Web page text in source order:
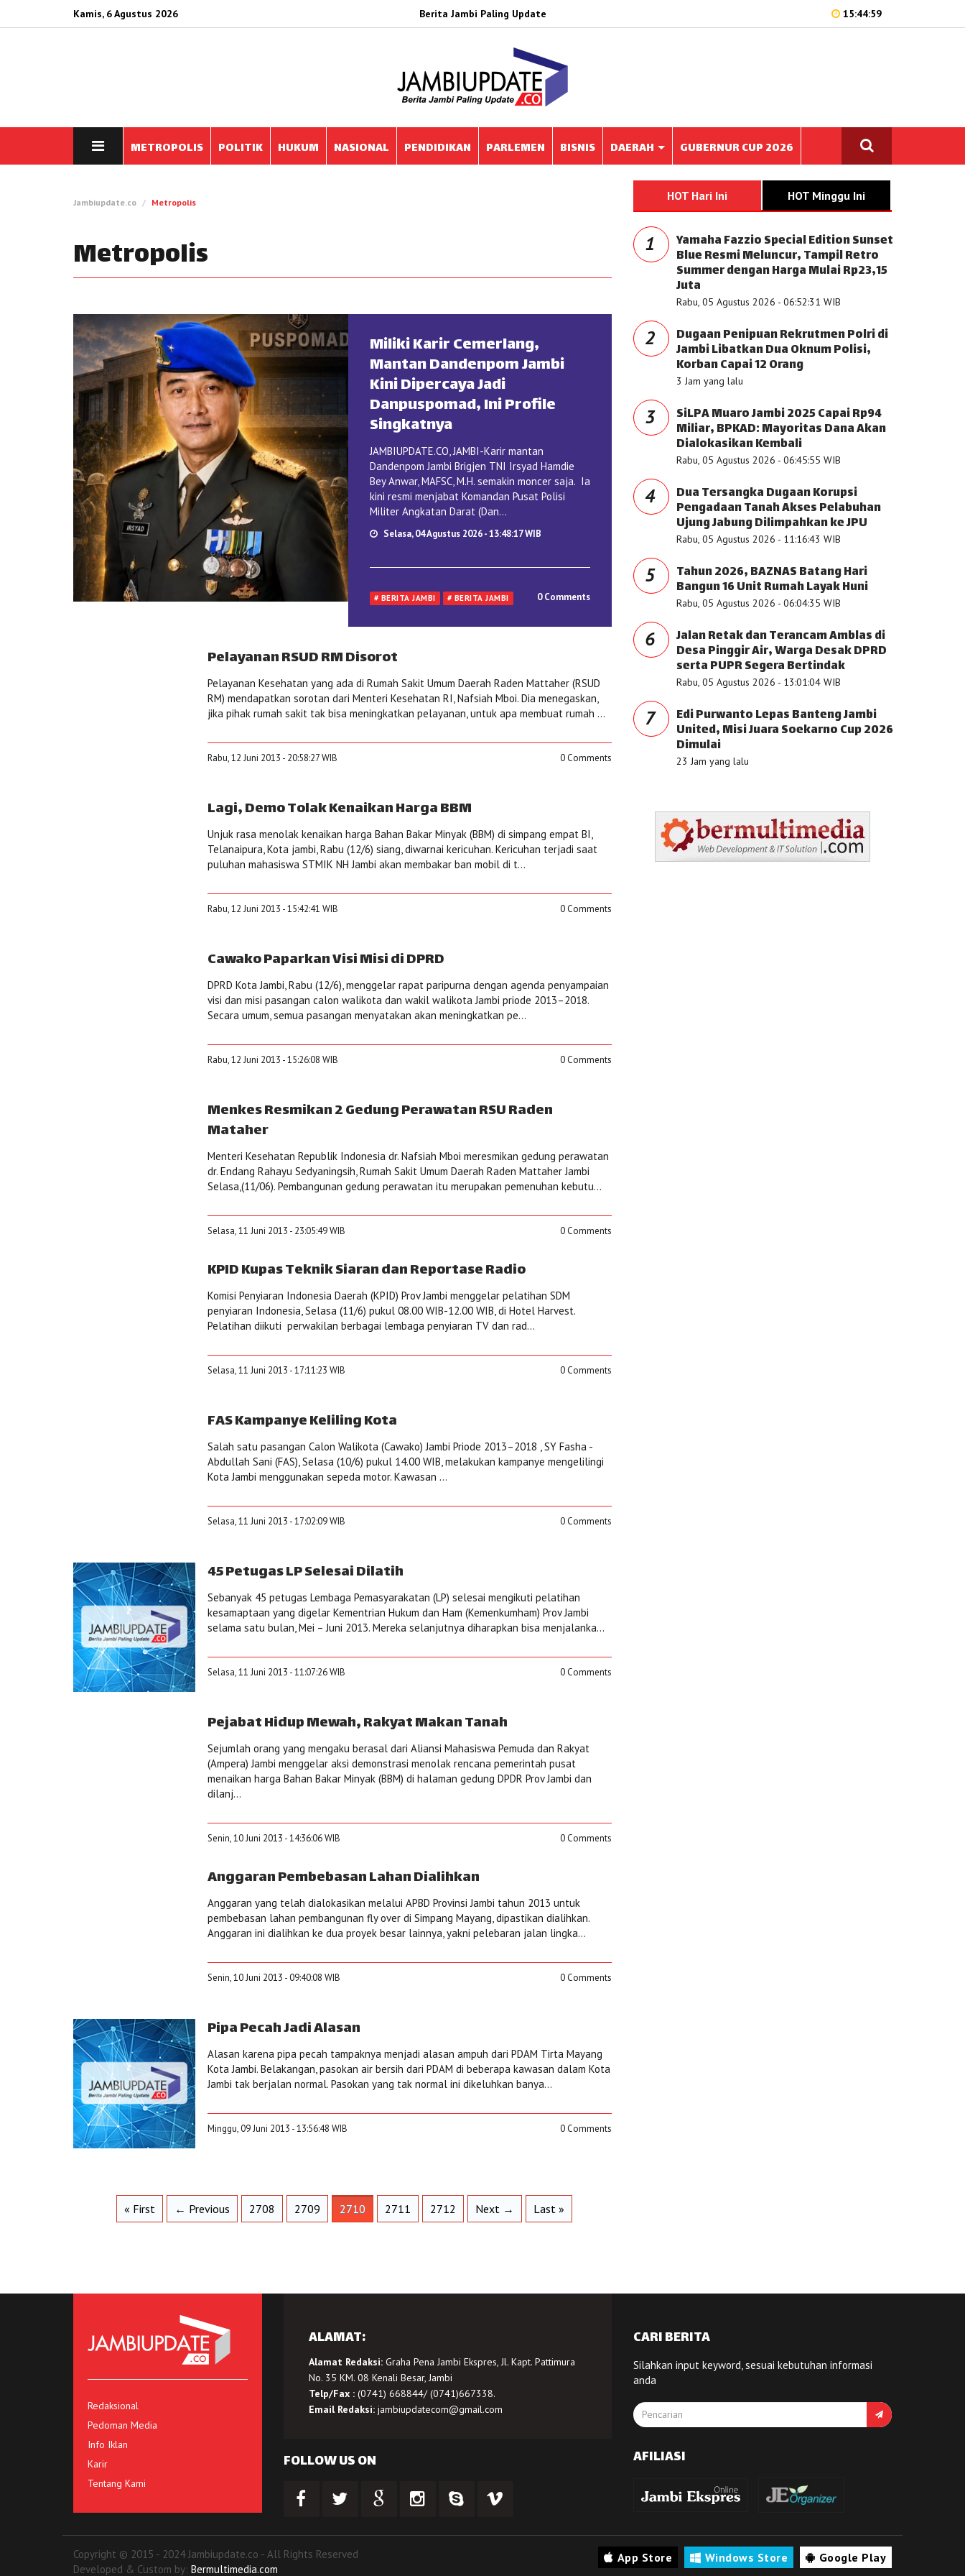
Kamis, 6 Agustus 2026 Berita Jambi Paling Update 15:44:59
METROPOLIS POLITIK HUKUM NASIONAL PENDIDIKAN PARLEMEN BISNIS DAERAH GUBERNUR CUP 2026
Jambiupdate.co Metropolis
Metropolis
Miliki Karir Cemerlang,
Mantan Dandenpom Jambi
Kini Dipercaya Jadi
Danpuspomad, Ini Profile
Singkatnya
JAMBIUPDATE.CO, JAMBI-Karir mantan
Dandenpom Jambi Brigjen TNI Irsyad Hamdie
Bey Anwar, MAFSC, M.H. semakin moncer saja. Ia
kini resmi menjabat Komandan Pusat Polisi
Militer Angkatan Darat (Dan...
Selasa, 04 Agustus 2026 - 13:48:17 WIB
# BERITA JAMBI # BERITA JAMBI 0 Comments
Pelayanan RSUD RM Disorot
Pelayanan Kesehatan yang ada di Rumah Sakit Umum Daerah Raden Mattaher (RSUD
RM) mendapatkan sorotan dari Menteri Kesehatan RI, Nafsiah Mboi. Dia menegaskan,
jika pihak rumah sakit tak bisa meningkatkan pelayanan, untuk apa membuat rumah ...
Rabu, 12 Juni 2013 - 20:58:27 WIB 0 Comments
Lagi, Demo Tolak Kenaikan Harga BBM
Unjuk rasa menolak kenaikan harga Bahan Bakar Minyak (BBM) di simpang empat BI,
Telanaipura, Kota jambi, Rabu (12/6) siang, diwarnai kericuhan. Kericuhan terjadi saat
puluhan mahasiswa STMIK NH Jambi akan membakar ban mobil di t...
Rabu, 12 Juni 2013 - 15:42:41 WIB 0 Comments
Cawako Paparkan Visi Misi di DPRD
DPRD Kota Jambi, Rabu (12/6), menggelar rapat paripurna dengan agenda penyampaian
visi dan misi pasangan calon walikota dan wakil walikota Jambi priode 2013–2018.
Secara umum, semua pasangan menyatakan akan meningkatkan pe...
Rabu, 12 Juni 2013 - 15:26:08 WIB 0 Comments
Menkes Resmikan 2 Gedung Perawatan RSU Raden
Mataher
Menteri Kesehatan Republik Indonesia dr. Nafsiah Mboi meresmikan gedung perawatan
dr. Endang Rahayu Sedyaningsih, Rumah Sakit Umum Daerah Raden Mattaher Jambi
Selasa,(11/06). Pembangunan gedung perawatan itu merupakan pemenuhan kebutu...
Selasa, 11 Juni 2013 - 23:05:49 WIB 0 Comments
KPID Kupas Teknik Siaran dan Reportase Radio
Komisi Penyiaran Indonesia Daerah (KPID) Prov Jambi menggelar pelatihan SDM
penyiaran Indonesia, Selasa (11/6) pukul 08.00 WIB-12.00 WIB, di Hotel Harvest.
Pelatihan diikuti perwakilan berbagai lembaga penyiaran TV dan rad...
Selasa, 11 Juni 2013 - 17:11:23 WIB 0 Comments
FAS Kampanye Keliling Kota
Salah satu pasangan Calon Walikota (Cawako) Jambi Priode 2013–2018 , SY Fasha -
Abdullah Sani (FAS), Selasa (10/6) pukul 14.00 WIB, melakukan kampanye mengelilingi
Kota Jambi menggunakan sepeda motor. Kawasan ...
Selasa, 11 Juni 2013 - 17:02:09 WIB 0 Comments
45 Petugas LP Selesai Dilatih
Sebanyak 45 petugas Lembaga Pemasyarakatan (LP) selesai mengikuti pelatihan
kesamaptaan yang digelar Kementrian Hukum dan Ham (Kemenkumham) Prov Jambi
selama satu bulan, Mei – Juni 2013. Mereka selanjutnya diharapkan bisa menjalanka...
Selasa, 11 Juni 2013 - 11:07:26 WIB 0 Comments
Pejabat Hidup Mewah, Rakyat Makan Tanah
Sejumlah orang yang mengaku berasal dari Aliansi Mahasiswa Pemuda dan Rakyat
(Ampera) Jambi menggelar aksi demonstrasi menolak rencana pemerintah pusat
menaikan harga Bahan Bakar Minyak (BBM) di halaman gedung DPDR Prov Jambi dan
dilanj...
Senin, 10 Juni 2013 - 14:36:06 WIB 0 Comments
Anggaran Pembebasan Lahan Dialihkan
Anggaran yang telah dialokasikan melalui APBD Provinsi Jambi tahun 2013 untuk
pembebasan lahan pembangunan fly over di Simpang Mayang, dipastikan dialihkan.
Anggaran ini dialihkan ke dua proyek besar lainnya, yakni pelebaran jalan lingka...
Senin, 10 Juni 2013 - 09:40:08 WIB 0 Comments
Pipa Pecah Jadi Alasan
Alasan karena pipa pecah tampaknya menjadi alasan ampuh dari PDAM Tirta Mayang
Kota Jambi. Belakangan, pasokan air bersih dari PDAM di beberapa kawasan dalam Kota
Jambi tak berjalan normal. Pasokan yang tak normal ini dikeluhkan banya...
Minggu, 09 Juni 2013 - 13:56:48 WIB 0 Comments
« First ← Previous 2708 2709 2710 2711 2712 Next → Last »
HOT Hari Ini HOT Minggu Ini
1 Yamaha Fazzio Special Edition Sunset
Blue Resmi Meluncur, Tampil Retro
Summer dengan Harga Mulai Rp23,15
Juta
Rabu, 05 Agustus 2026 - 06:52:31 WIB
2 Dugaan Penipuan Rekrutmen Polri di
Jambi Libatkan Dua Oknum Polisi,
Korban Capai 12 Orang
3 Jam yang lalu
3 SiLPA Muaro Jambi 2025 Capai Rp94
Miliar, BPKAD: Mayoritas Dana Akan
Dialokasikan Kembali
Rabu, 05 Agustus 2026 - 06:45:55 WIB
4 Dua Tersangka Dugaan Korupsi
Pengadaan Tanah Akses Pelabuhan
Ujung Jabung Dilimpahkan ke JPU
Rabu, 05 Agustus 2026 - 11:16:43 WIB
5 Tahun 2026, BAZNAS Batang Hari
Bangun 16 Unit Rumah Layak Huni
Rabu, 05 Agustus 2026 - 06:04:35 WIB
6 Jalan Retak dan Terancam Amblas di
Desa Pinggir Air, Warga Desak DPRD
serta PUPR Segera Bertindak
Rabu, 05 Agustus 2026 - 13:01:04 WIB
7 Edi Purwanto Lepas Banteng Jambi
United, Misi Juara Soekarno Cup 2026
Dimulai
23 Jam yang lalu
Redaksional
Pedoman Media
Info Iklan
Karir
Tentang Kami
ALAMAT:
Alamat Redaksi:Graha Pena Jambi Ekspres, Jl. Kapt. Pattimura
No. 35 KM. 08 Kenali Besar, Jambi
Telp/Fax :(0741) 668844/ (0741)667338.
Email Redaksi: jambiupdatecom@gmail.com
FOLLOW US ON
CARI BERITA
Silahkan input keyword, sesuai kebutuhan informasi
anda
AFILIASI
Copyright © 2015 - 2024 Jambiupdate.co - All Rights Reserved
Developed & Custom by: Bermultimedia.com
App Store Windows Store Google Play